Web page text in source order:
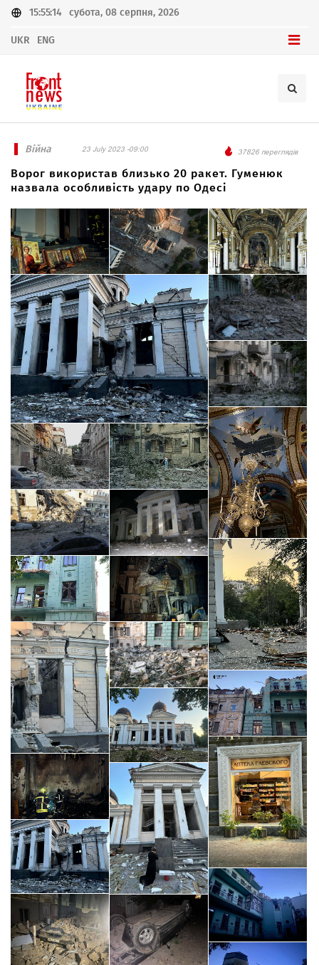
15:55:14 субота, 08 серпня, 2026
UKR ENG
Війна 23 July 2023 -09:00 37826 переглядів
Ворог використав близько 20 ракет. Гуменюк
назвала особливість удару по Одесі